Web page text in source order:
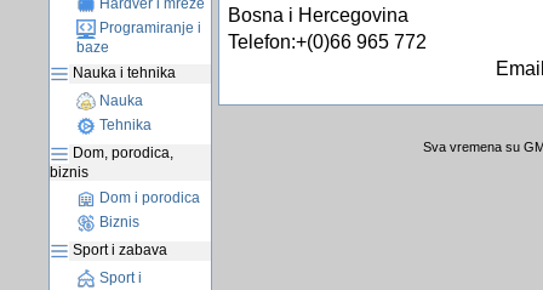
Hardver i mreze
Programiranje i
baze
Nauka i tehnika
Nauka
Tehnika
Dom, porodica,
biznis
Dom i porodica
Biznis
Sport i zabava
Sport i
Bosna i Hercegovina
Telefon:+(0)66 965 772
Sva vremena su